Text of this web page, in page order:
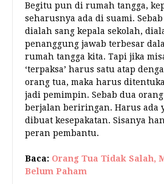
Begitu pun di rumah tangga,
seharusnya ada di suami.
dialah sang kepala sekolah,
penanggung jawab terbesar
rumah tangga kita. Tapi jika
‘terpaksa’ harus satu atap
orang tua, maka harus
jadi pemimpin. Sebab dua
berjalan beriringan. Harus ada
dibuat kesepakatan. Sisanya
peran pembantu.
Baca: Orang Tua Tidak Salah,
Belum Paham